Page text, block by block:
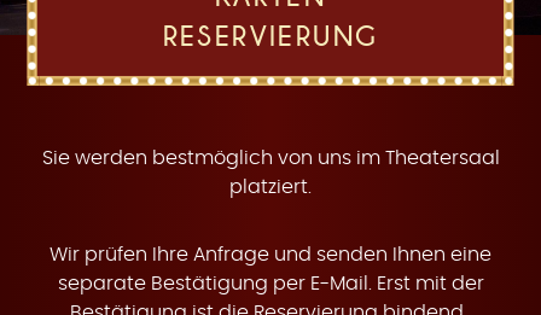
r
RESERVIERUNG
Sie werden bestmöglich von uns im Theatersaal
platziert.
Wir prüfen Ihre Anfrage und senden Ihnen eine
separate Bestätigung per E-Mail. Erst mit der